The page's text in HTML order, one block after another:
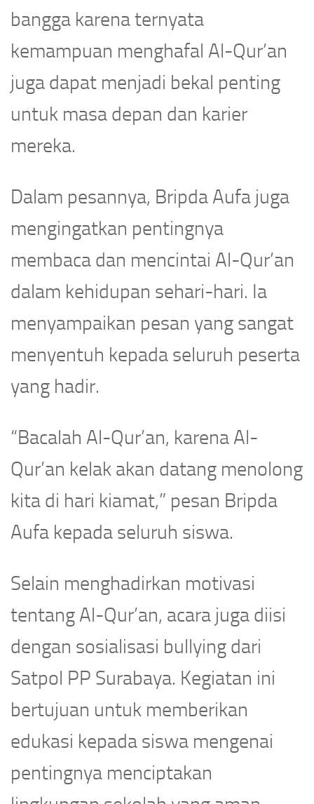
bangga karena ternyata
kemampuan menghafal Al-Qur’an
juga dapat menjadi bekal penting
untuk masa depan dan karier
mereka.
Dalam pesannya, Bripda Aufa juga
mengingatkan pentingnya
membaca dan mencintai Al-Qur’an
dalam kehidupan sehari-hari. Ia
menyampaikan pesan yang sangat
menyentuh kepada seluruh peserta
yang hadir.
“Bacalah Al-Qur’an, karena Al-
Qur’an kelak akan datang menolong
kita di hari kiamat,” pesan Bripda
Aufa kepada seluruh siswa.
Selain menghadirkan motivasi
tentang Al-Qur’an, acara juga diisi
dengan sosialisasi bullying dari
Satpol PP Surabaya. Kegiatan ini
bertujuan untuk memberikan
edukasi kepada siswa mengenai
pentingnya menciptakan